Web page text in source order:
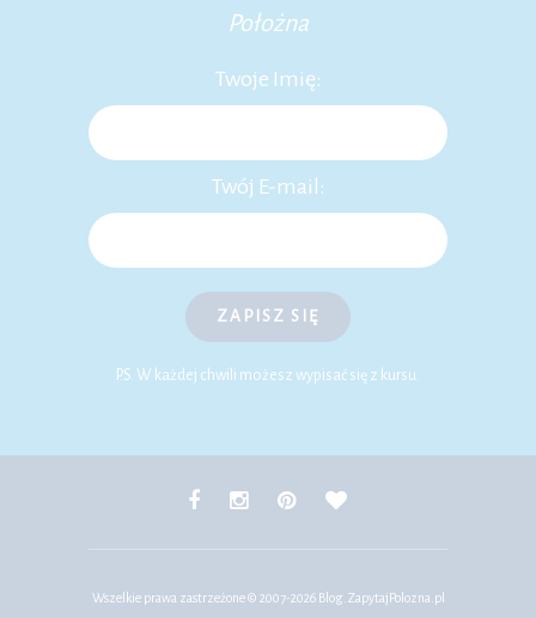
Położna
Twoje Imię:
Twój E-mail:
ZAPISZ SIĘ
P.S. W każdej chwili możesz wypisać się z kursu.
Wszelkie prawa zastrzeżone © 2007-2026 Blog.ZapytajPolozna.pl